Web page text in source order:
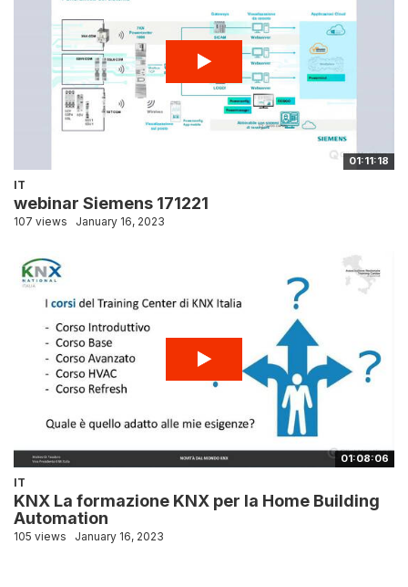
01:11:18
IT
webinar Siemens 171221
107 views January 16, 2023
01:08:06
IT
KNX La formazione KNX per la Home Building
Automation
105 views January 16, 2023